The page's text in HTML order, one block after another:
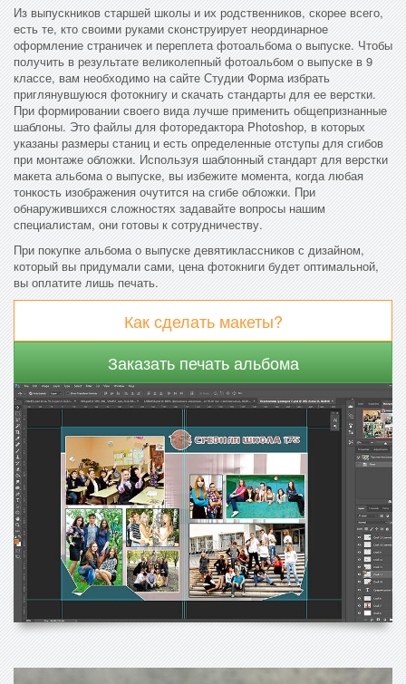
Из выпускников старшей школы и их родственников, скорее всего,
есть те, кто своими руками сконструирует неординарное
оформление страничек и переплета фотоальбома о выпуске. Чтобы
получить в результате великолепный фотоальбом о выпуске в 9
классе, вам необходимо на сайте Студии Форма избрать
приглянувшуюся фотокнигу и скачать стандарты для ее верстки.
При формировании своего вида лучше применить общепризнанные
шаблоны. Это файлы для фоторедактора Photoshop, в которых
указаны размеры станиц и есть определенные отступы для сгибов
при монтаже обложки. Используя шаблонный стандарт для верстки
макета альбома о выпуске, вы избежите момента, когда любая
тонкость изображения очутится на сгибе обложки. При
обнаружившихся сложностях задавайте вопросы нашим
специалистам, они готовы к сотрудничеству.
При покупке альбома о выпуске девятиклассников с дизайном,
который вы придумали сами, цена фотокниги будет оптимальной,
вы оплатите лишь печать.
Как сделать макеты?
Заказать печать альбома